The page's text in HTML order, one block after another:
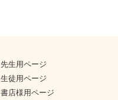
先生用ページ
生徒用ページ
書店様用ページ